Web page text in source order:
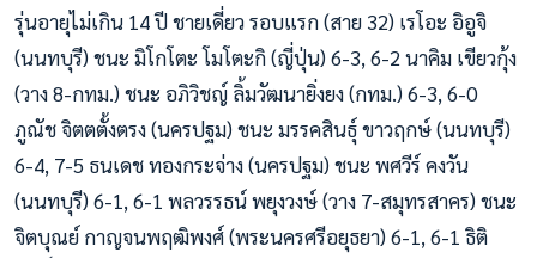
รุ่นอายุไม่เกิน 14 ปี ชายเดี่ยว รอบแรก (สาย 32) เรโอะ อิอูจิ
(นนทบุรี) ชนะ มิโกโตะ โมโตะกิ (ญี่ปุ่น) 6-3, 6-2 นาคิม เขียวกุ้ง
(วาง 8-กทม.) ชนะ อภิวิชญ์ ลิ้มวัฒนายิ่งยง (กทม.) 6-3, 6-0
ภูณัช จิตตตั้งตรง (นครปฐม) ชนะ มรรคสินธุ์ ขาวฤกษ์ (นนทบุรี)
6-4, 7-5 ธนเดช ทองกระจ่าง (นครปฐม) ชนะ พศวีร์ คงวัน
(นนทบุรี) 6-1, 6-1 พลวรรธน์ พยุงวงษ์ (วาง 7-สมุทรสาคร) ชนะ
จิตบุณย์ กาญจนพฤฒิพงศ์ (พระนครศรีอยุธยา) 6-1, 6-1 ธิติ